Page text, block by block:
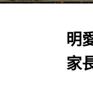
明
家